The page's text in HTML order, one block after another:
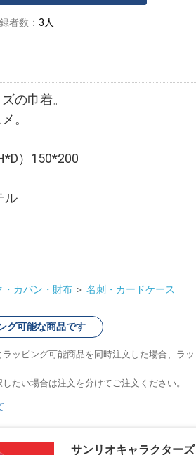
者数： 3人
の巾着。
。
）150*200
ル
・カバン・財布 ＞ 名刺・カードケース
グ可能な商品です
ッピング可能商品を同時注文した場合、ラ
たい場合は注文を分けてご注文ください。
サンリオキャラクターズ